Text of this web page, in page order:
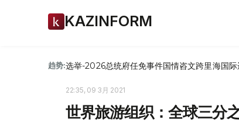
KAZINFORM
趋势:选举-2026总统府任免事件国情咨文跨里海国
22:35, 09 3月 2021
世界旅游组织：全球三分